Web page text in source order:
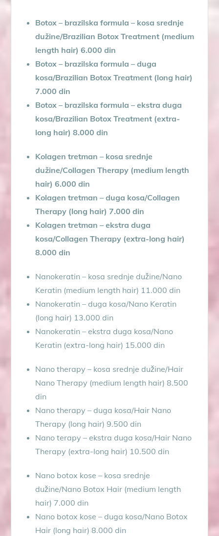
Botox – brazilska formula – kosa srednje
dužine/Brazilian Botox Treatment (medium
length hair) 6.000 din
Botox – brazilska formula – duga
kosa/Brazilian Botox Treatment (long hair)
7.000 din
Botox – brazilska formula – ekstra duga
kosa/Brazilian Botox Treatment (extra-
long hair) 8.000 din
Kolagen tretman – kosa srednje
dužine/Collagen Therapy (medium length
hair) 6.000 din
Kolagen tretman – duga kosa/Collagen
Therapy (long hair) 7.000 din
Kolagen tretman – ekstra duga
kosa/Collagen Therapy (extra-long hair)
8.000 din
Nanokeratin – kosa srednje dužine/Nano
Keratin (medium length hair) 11.000 din
Nanokeratin – duga kosa/Nano Keratin
(long hair) 13.000 din
Nanokeratin – ekstra duga kosa/Nano
Keratin (extra-long hair) 15.000 din
Nano therapy – kosa srednje dužine/Hair
Nano Therapy (medium length hair) 8.500
din
Nano therapy – duga kosa/Hair Nano
Therapy (long hair) 9.500 din
Nano terapy – ekstra duga kosa/Hair Nano
Therapy (extra-long hair) 10.500 din
Nano botox kose – kosa srednje
dužine/Nano Botox Hair (medium length
hair) 7.000 din
Nano botox kose – duga kosa/Nano Botox
Hair (long hair) 8.000 din